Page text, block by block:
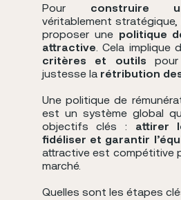
Pour construire
véritablement
proposer une politique
attractive. Cela implique
critères et outils
justesse la rétribution
Une politique de
est un système global
objectifs clés : attirer
fidéliser et garantir
attractive est compétitive
marché.
Quelles sont les étapes